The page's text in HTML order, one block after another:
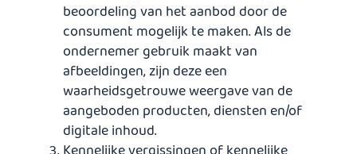
beoordeling van het aanbod door de
consument mogelijk te maken. Als de
ondernemer gebruik maakt van
afbeeldingen, zijn deze een
waarheidsgetrouwe weergave van de
aangeboden producten, diensten en/of
digitale inhoud.